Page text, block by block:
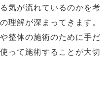
気が流れているのかを考
理解が深まってきます。
整体の施術のために手だ
って施術することが大切